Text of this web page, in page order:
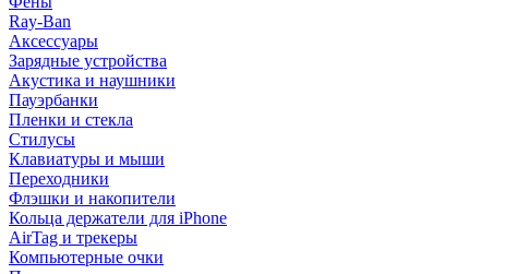
Ray-Ban
Аксессуары
Зарядные устройства
Акустика и наушники
Пауэрбанки
Пленки и стекла
Стилусы
Клавиатуры и мыши
Переходники
Флэшки и накопители
Кольца держатели для iPhone
AirTag и трекеры
Компьютерные очки